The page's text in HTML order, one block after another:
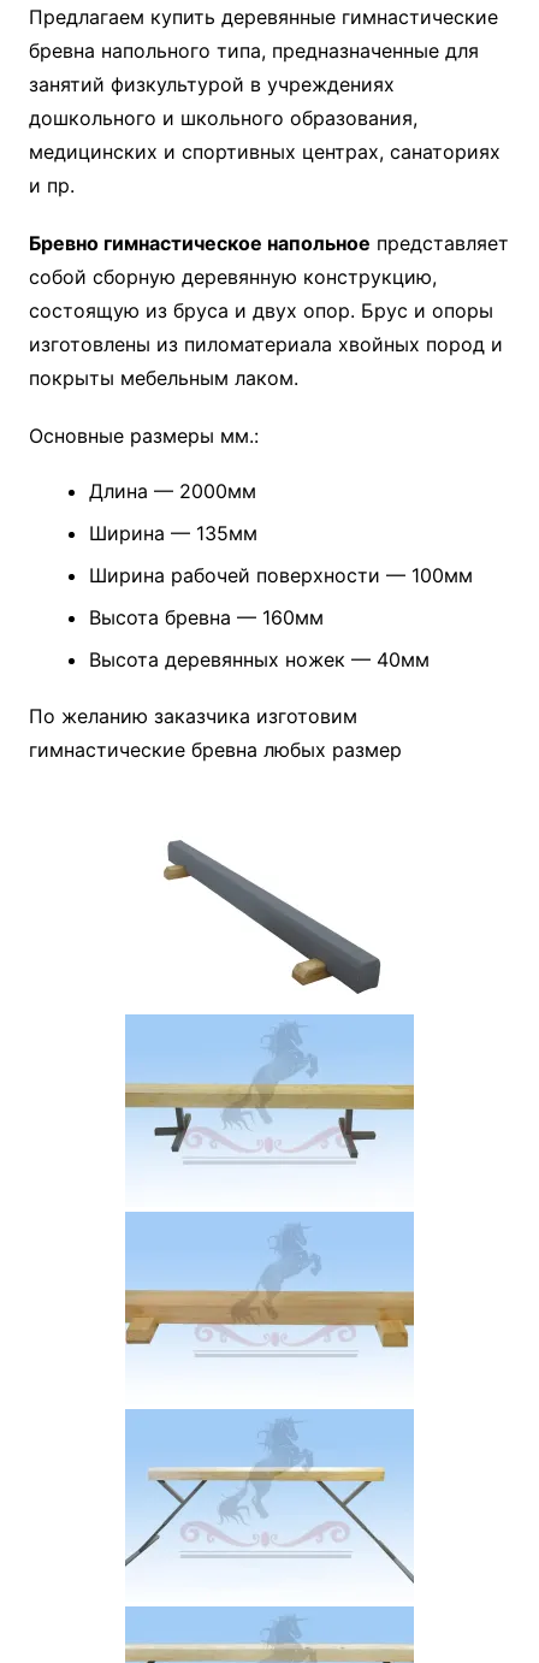
Предлагаем купить деревянные гимнастические
бревна напольного типа, предназначенные для
занятий физкультурой в учреждениях
дошкольного и школьного образования,
медицинских и спортивных центрах, санаториях
и пр.
Бревно гимнастическое напольное представляет
собой сборную деревянную конструкцию,
состоящую из бруса и двух опор. Брус и опоры
изготовлены из пиломатериала хвойных пород и
покрыты мебельным лаком.
Основные размеры мм.:
Длина — 2000мм
Ширина — 135мм
Ширина рабочей поверхности — 100мм
Высота бревна — 160мм
Высота деревянных ножек — 40мм
По желанию заказчика изготовим
гимнастические бревна любых размер